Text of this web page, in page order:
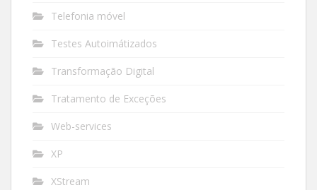
Telefonia móvel
Testes Autoimátizados
Transformação Digital
Tratamento de Exceções
Web-services
XP
XStream